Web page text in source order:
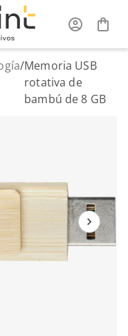
/Memoria USB
rotativa de
bambú de 8 GB